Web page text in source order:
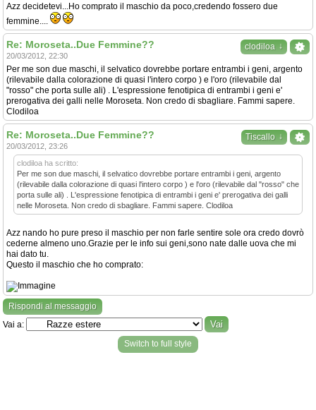
Azz decidetevi...Ho comprato il maschio da poco,credendo fossero due
femmine....
clodiloa ↓
Re: Moroseta..Due Femmine??
20/03/2012, 22:30
Per me son due maschi, il selvatico dovrebbe portare entrambi i geni, argento
(rilevabile dalla colorazione di quasi l'intero corpo ) e l'oro (rilevabile dal
"rosso" che porta sulle ali) . L'espressione fenotipica di entrambi i geni e'
prerogativa dei galli nelle Moroseta. Non credo di sbagliare. Fammi sapere.
Clodiloa
Tiscallo ↓
Re: Moroseta..Due Femmine??
20/03/2012, 23:26
clodiloa ha scritto:
Per me son due maschi, il selvatico dovrebbe portare entrambi i geni, argento
(rilevabile dalla colorazione di quasi l'intero corpo ) e l'oro (rilevabile dal "rosso" che
porta sulle ali) . L'espressione fenotipica di entrambi i geni e' prerogativa dei galli
nelle Moroseta. Non credo di sbagliare. Fammi sapere. Clodiloa
Azz nando ho pure preso il maschio per non farle sentire sole ora credo dovrò
cederne almeno uno.Grazie per le info sui geni,sono nate dalle uova che mi
hai dato tu.
Questo il maschio che ho comprato:
Rispondi al messaggio
Vai a:
Switch to full style